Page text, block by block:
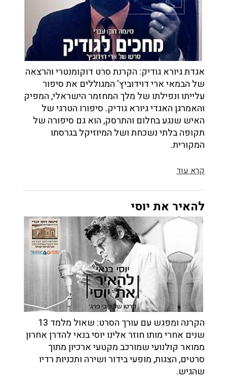
אגדת גיורא גודיק: הקרנת סרט דוקומנטרי והרצאה
של הבמאי ארי דוידוביץ' המגוללים את סיפור
עלייתו ונפילתו של מלך המחזמר הישראלי, המפיק
והאמרגן האגדי גיורא גודיק. סיפורו הטרגי של
האיש שנגע בחלום והתרסק, הוא גם סיפורה של
תקופה בלתי נשכחת ושל המיוזיקל בגרסתו
המקורית.
קרא עוד
להאיר את יוסי
הקרנה ומפגש עם עורך הסרט: שאול מלמד 13
שנים אחרי מותו חוזר אלינו יוסי בנאי להדרן אחרון
ממואר קולנועי שמורכב מקטעי ארכיון מתוך
סרטים, הצגות, מופעי בידור ושירה ותכניות רדיו
שהגיש.